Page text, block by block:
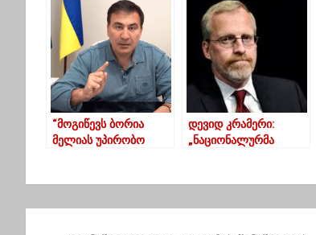
ღარიბაშვილზე
“მოგიწევს ბორია
მელიას უპირობო
დევიდ კრამერი:
„ნაციონალურმა
პარლამენტში“